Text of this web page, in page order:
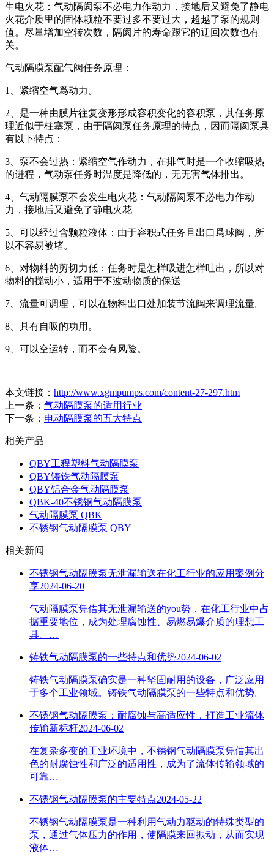
生电火花：气动隔阂泵不必电力作动力，接地后又避免了静电
火花介质里的固体颗粒不要过多不要过大，超越了泵的规则
值。尽量增加空转次数，隔阂片的寿命跟它的迂回次数也有
关。
气动隔膜泵配气阀任务原理：
1、紧缩空气爲动力。
2、是一种由膜片往复变形形成容积变化的容积泵，其任务原
理近似于柱塞泵，由于隔阂泵任务原理的特点，因而隔阂泵具
有以下特点：
3、泵不会过热：紧缩空气作动力，在排气时是一个收缩吸热
的进程，气动泵任务时温度是降低的，无无害气体排出。
4、气动隔膜泵不会发生电火花：气动隔阂泵不必电力作动
力，接地后又避免了静电火花
5、可以经过含颗粒液体：由于容积式任务且出口爲球阀，所
以不容易被堵。
6、对物料的剪切力低：任务时是怎样吸进怎样吐出，所以对
物料的搅动小，适用于不波动物质的保送
7、流量可调理，可以在物料出口处加装节流阀来调理流量。
8、具有自吸的功用。
9、可以空运转，而不会有风险。
本文链接： http://www.xgmpumps.com/content-27-297.htm
上一条： 气动隔膜泵的适用行业
下一条： 电动隔膜泵的五大特点
相关产品
QBY工程塑料气动隔膜泵
QBY铸铁气动隔膜泵
QBY铝合金气动隔膜泵
QBK-40不锈钢气动隔膜泵
气动隔膜泵 QBK
不锈钢气动隔膜泵 QBY
相关新闻
不锈钢气动隔膜泵无泄漏输送在化工行业的应用案例分
享2024-06-20
气动隔膜泵凭借其无泄漏输送的you势，在化工行业中占
据重要地位，成为处理腐蚀性、易燃易爆介质的理想工
具。…
铸铁气动隔膜泵的一些特点和优势2024-06-02
铸铁气动隔膜泵确实是一种坚固耐用的设备，广泛应用
于多个工业领域。铸铁气动隔膜泵的一些特点和优势。
不锈钢气动隔膜泵：耐腐蚀与高适应性，打造工业流体
传输新标杆2024-06-02
在复杂多变的工业环境中，不锈钢气动隔膜泵凭借其出
色的耐腐蚀性和广泛的适用性，成为了流体传输领域的
可靠…
不锈钢气动隔膜泵的主要特点2024-05-22
不锈钢气动隔膜泵是一种利用气动力驱动的特殊类型的
泵，通过气体压力的作用，使隔膜来回振动，从而实现
液体…